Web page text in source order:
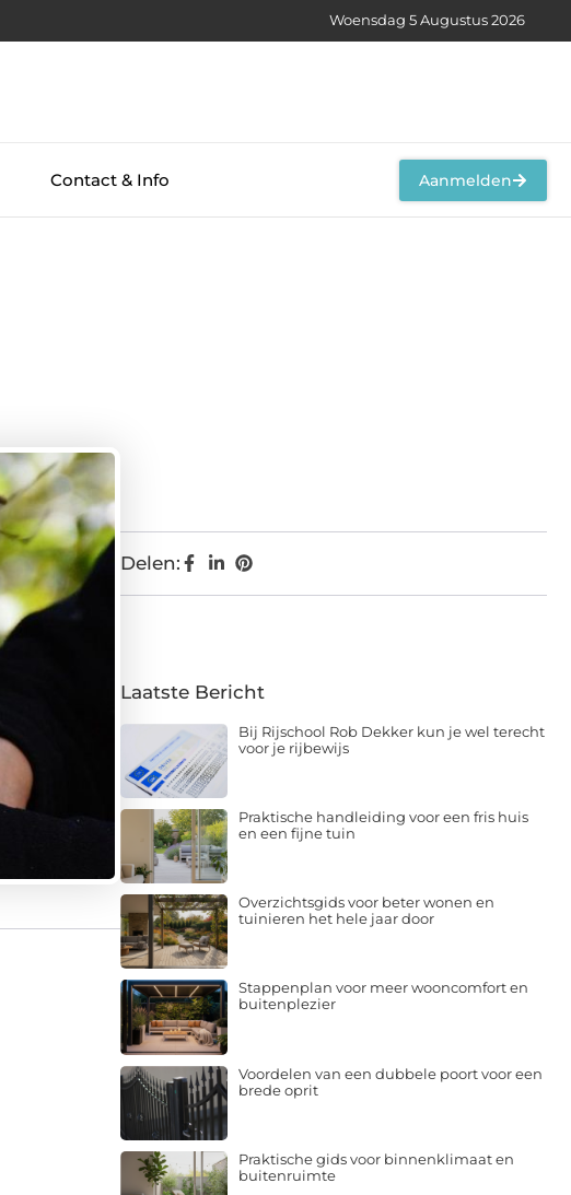
Woensdag 5 Augustus 2026
Contact & Info Aanmelden
Delen:
Laatste Bericht
Bij Rijschool Rob Dekker kun je wel terecht
voor je rijbewijs
Praktische handleiding voor een fris huis
en een fijne tuin
Overzichtsgids voor beter wonen en
tuinieren het hele jaar door
Stappenplan voor meer wooncomfort en
buitenplezier
Voordelen van een dubbele poort voor een
brede oprit
Praktische gids voor binnenklimaat en
buitenruimte